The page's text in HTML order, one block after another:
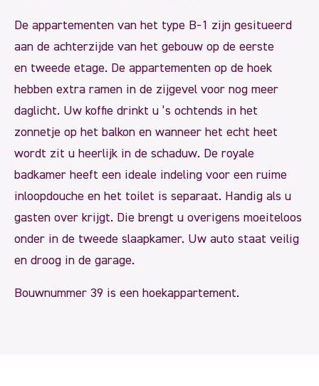
De appartementen van het type B-1 zijn gesitueerd
aan de achterzijde van het gebouw op de eerste
en tweede etage. De appartementen op de hoek
hebben extra ramen in de zijgevel voor nog meer
daglicht. Uw koffie drinkt u ’s ochtends in het
zonnetje op het balkon en wanneer het echt heet
wordt zit u heerlijk in de schaduw. De royale
badkamer heeft een ideale indeling voor een ruime
inloopdouche en het toilet is separaat. Handig als u
gasten over krijgt. Die brengt u overigens moeiteloos
onder in de tweede slaapkamer. Uw auto staat veilig
en droog in de garage.
Bouwnummer 39 is een hoekappartement.